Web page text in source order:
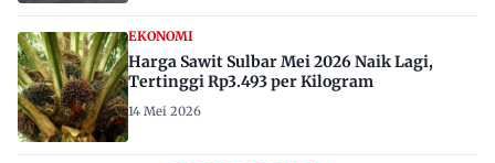
EKONOMI
Harga Sawit Sulbar Mei 2026 Naik Lagi,
Tertinggi Rp3.493 per Kilogram
14 Mei 2026